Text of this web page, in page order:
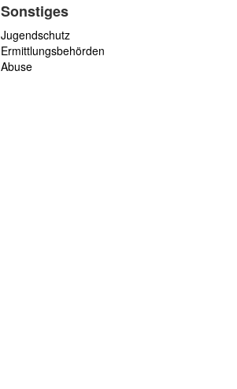
Sonstiges
Jugendschutz
Ermittlungsbehörden
Abuse